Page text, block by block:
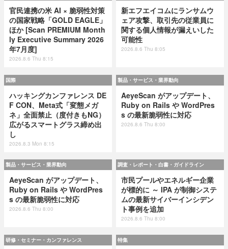
官民連携の米 AI × 脆弱性対策
の国家戦略「GOLD EAGLE」
ほか [Scan PREMIUM Month
ly Executive Summary 2026
年7月度]
2026.8.6 Thu 8:15
新エフエイコムにランサムウ
ェア攻撃、取引先の従業員に
関する個人情報が漏えいした
可能性
2026.8.6 Thu 8:05
国際
ハッキングカンファレンス DE
F CON、Meta式「変態メガ
ネ」全面禁止（度付きもNG）
広がるスマートグラス締め出
し
2026.8.3 Mon 8:15
製品・サービス・業界動向
AeyeScan がアップデート、
Ruby on Rails や WordPres
s の最新脆弱性に対応
2026.8.6 Thu 8:00
製品・サービス・業界動向
AeyeScan がアップデート、
Ruby on Rails や WordPres
s の最新脆弱性に対応
2026.8.6 Thu 8:00
調査・レポート・白書・ガイドライン
市民プールやエネルギー企業
が標的に ～ IPA が制御システ
ムの最新サイバーインシデン
ト事例を追加
2026.8.6 Thu 8:00
研修・セミナー・カンファレンス 特集